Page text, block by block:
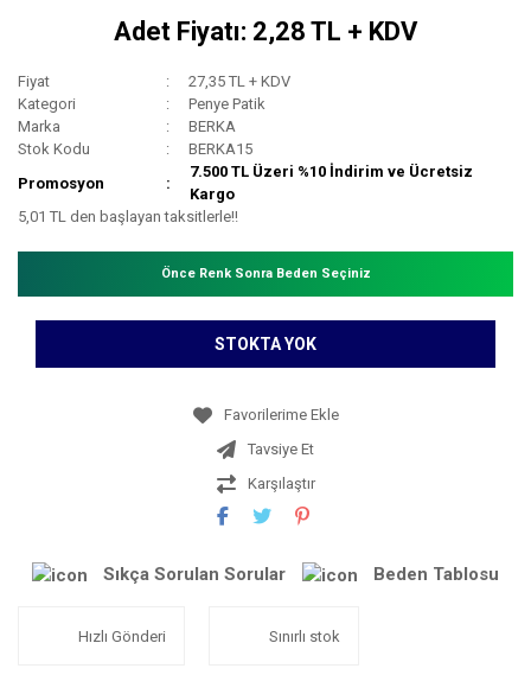
Adet Fiyatı: 2,28 TL + KDV
Fiyat
27,35 TL + KDV
Kategori
Penye Patik
Marka
BERKA
Stok Kodu
BERKA15
Promosyon
7.500 TL Üzeri %10 İndirim ve Ücretsiz
Kargo
5,01 TL den başlayan taksitlerle!!
Önce Renk Sonra Beden Seçiniz
STOKTA YOK
Tavsiye Et
Karşılaştır
Sıkça Sorulan Sorular Beden Tablosu
Hızlı Gönderi Sınırlı stok